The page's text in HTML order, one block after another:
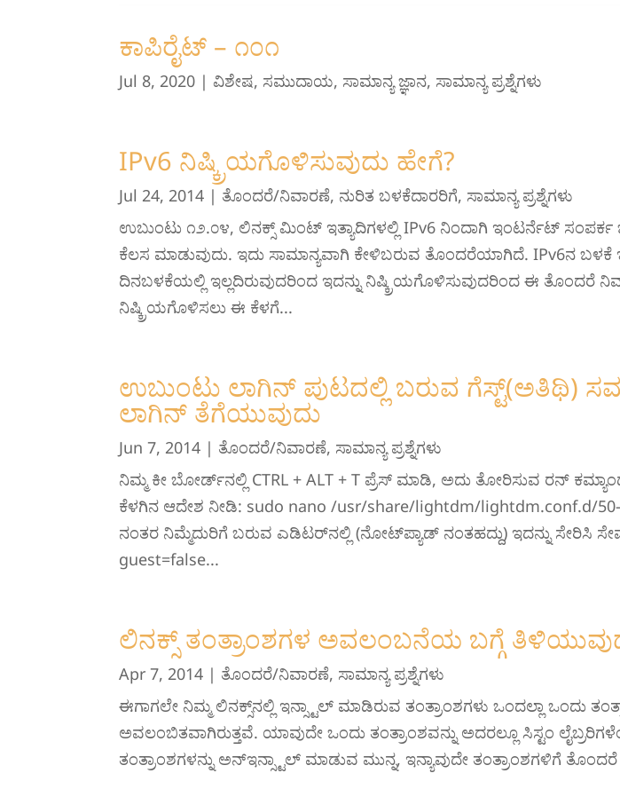
ಕಾಪಿರೈಟ್ – ೧೦೧
Jul 8, 2020 |ವಿಶೇಷ, ಸಮುದಾಯ, ಸಾಮಾನ್ಯ ಜ್ಞಾನ, ಸಾಮಾನ್ಯ ಪ್ರಶ್ನೆಗಳು
IPv6 ನಿಷ್ಕ್ರಿಯಗೊಳಿಸುವುದು ಹೇಗೆ?
Jul 24, 2014 | ತೊಂದರೆ/ನಿವಾರಣೆ, ನುರಿತ ಬಳಕೆದಾರರಿಗೆ, ಸಾಮಾನ್ಯ ಪ್ರಶ್ನೆಗಳು
ಉಬುಂಟು ೧೨.೦೪, ಲಿನಕ್ಸ್ ಮಿಂಟ್ ಇತ್ಯಾದಿಗಳಲ್ಲಿ IPv6 ನಿಂದಾಗಿ ಇಂಟರ್ನೆಟ್
ಕೆಲಸ ಮಾಡುವುದು. ಇದು ಸಾಮಾನ್ಯವಾಗಿ ಕೇಳಿಬರುವ ತೊಂದರೆಯಾಗಿದೆ. IPv6ನ ಬಳಕೆ
ದಿನಬಳಕೆಯಲ್ಲಿ ಇಲ್ಲದಿರುವುದರಿಂದ ಇದನ್ನು ನಿಷ್ಕ್ರಿಯಗೊಳಿಸುವುದರಿಂದ ಈ ತೊಂದರೆ
ನಿಷ್ಕ್ರಿಯಗೊಳಿಸಲು ಈ ಕೆಳಗೆ...
ಉಬುಂಟು ಲಾಗಿನ್ ಪುಟದಲ್ಲಿ ಬರುವ ಗೆಸ್ಟ್(ಅತಿಥಿ)
ಲಾಗಿನ್ ತೆಗೆಯುವುದು
Jun 7, 2014 | ತೊಂದರೆ/ನಿವಾರಣೆ, ಸಾಮಾನ್ಯ ಪ್ರಶ್ನೆಗಳು
ನಿಮ್ಮ ಕೀ ಬೋರ್ಡ್‌ನಲ್ಲಿ CTRL + ALT + T ಪ್ರೆಸ್ ಮಾಡಿ, ಅದು ತೋರಿಸುವ ರನ್
ಕೆಳಗಿನ ಆದೇಶ ನೀಡಿ: sudo nano /usr/share/lightdm/lightdm.conf.d/
ನಂತರ ನಿಮ್ಮೆದುರಿಗೆ ಬರುವ ಎಡಿಟರ್‌ನಲ್ಲಿ (ನೋಟ್‌ಪ್ಯಾಡ್ ನಂತಹದ್ದು) ಇದನ್ನು ಸೇರಿಸಿ
guest=false...
ಲಿನಕ್ಸ್ ತಂತ್ರಾಂಶಗಳ ಅವಲಂಬನೆಯ ಬಗ್ಗೆ
Apr 7, 2014 | ತೊಂದರೆ/ನಿವಾರಣೆ, ಸಾಮಾನ್ಯ ಪ್ರಶ್ನೆಗಳು
ಈಗಾಗಲೇ ನಿಮ್ಮ ಲಿನಕ್ಸ್‌ನಲ್ಲಿ ಇನ್ಸ್ಟಾಲ್ ಮಾಡಿರುವ ತಂತ್ರಾಂಶಗಳು ಒಂದಲ್ಲಾ ಒಂದು
ಅವಲಂಬಿತವಾಗಿರುತ್ತವೆ. ಯಾವುದೇ ಒಂದು ತಂತ್ರಾಂಶವನ್ನು ಅದರಲ್ಲೂ ಸಿಸ್ಟಂ
ತಂತ್ರಾಂಶಗಳನ್ನು ಅನ್‌ಇನ್ಸ್ಟಾಲ್ ಮಾಡುವ ಮುನ್ನ, ಇನ್ಯಾವುದೇ ತಂತ್ರಾಂಶಗಳಿಗೆ ತೊಂದರೆ